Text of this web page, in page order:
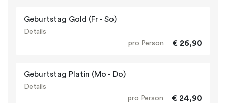
Geburtstag Gold (Fr - So)
Details
pro Person
€ 26,90
Geburtstag Platin (Mo - Do)
Details
pro Person
€ 24,90